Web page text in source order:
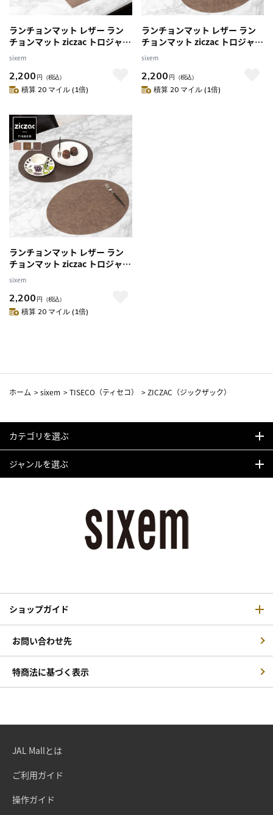
ランチョンマット レザー ラン
チョンマット ziczac トロジャ
長方形 （ ジックザック おしゃ
れ レクタングル TROJA 人工皮
革 拭ける 45×33cm ランチマ
ット プレイスマット レザー調
sixem
2,200 円 （税込）
積算 20 マイル (1倍)
ランチョンマット レザー ラン
チョンマット ziczac トロジャ
楕円形 （ ジックザック おしゃ
れ オーバル TROJA 人工皮革 拭
ける 45×33cm ランチマット
プレイスマット レザー調 ）
sixem
2,200 円 （税込）
積算 20 マイル (1倍)
ランチョンマット レザー ラン
チョンマット ziczac トロジャ
楕円形 （ ジックザック おしゃ
ける 45×33cm ランチマット
プレイスマット レザー調 ）
sixem
2,200 円 （税込）
積算 20 マイル (1倍)
ホーム >sixem >TISECO（ティセコ） > ZICZAC（ジックザック）
カテゴリを選ぶ
ジャンルを選ぶ
ショップガイド
お問い合わせ先
特商法に基づく表示
JAL Mallとは
ご利用ガイド
操作ガイド